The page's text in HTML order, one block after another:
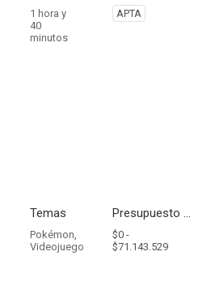
1 hora y
40
minutos
APTA
Temas
Pokémon,
Videojuego
Presupuesto - Ingresos
$0 -
$71.143.529